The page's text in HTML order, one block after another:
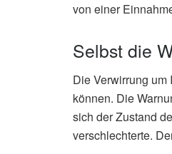
von einer
Selbst die
Die Verwirrung
können. Die
sich der Zustand
verschlechterte.